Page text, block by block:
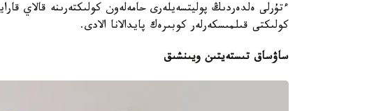
ءتۇرلى ەلدەردىڭ پوليتسەيلەرى حامەلەون كولىكتەرىنە قالاي
كولىكتى قىلمىسكەرلەر كوبىرەك پايدالانا الادى.
ساۋساق تىستەيتىن ويىنشىق